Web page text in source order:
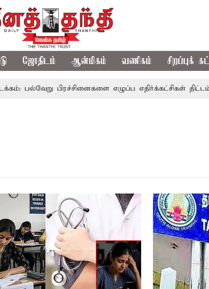
ஜோதிடம் ஆன்மிகம் வணிகம் சிறப்புக்
பிரச்சினைகளை எழுப்ப எதிர்க்கட்சிகள் திட்டம்